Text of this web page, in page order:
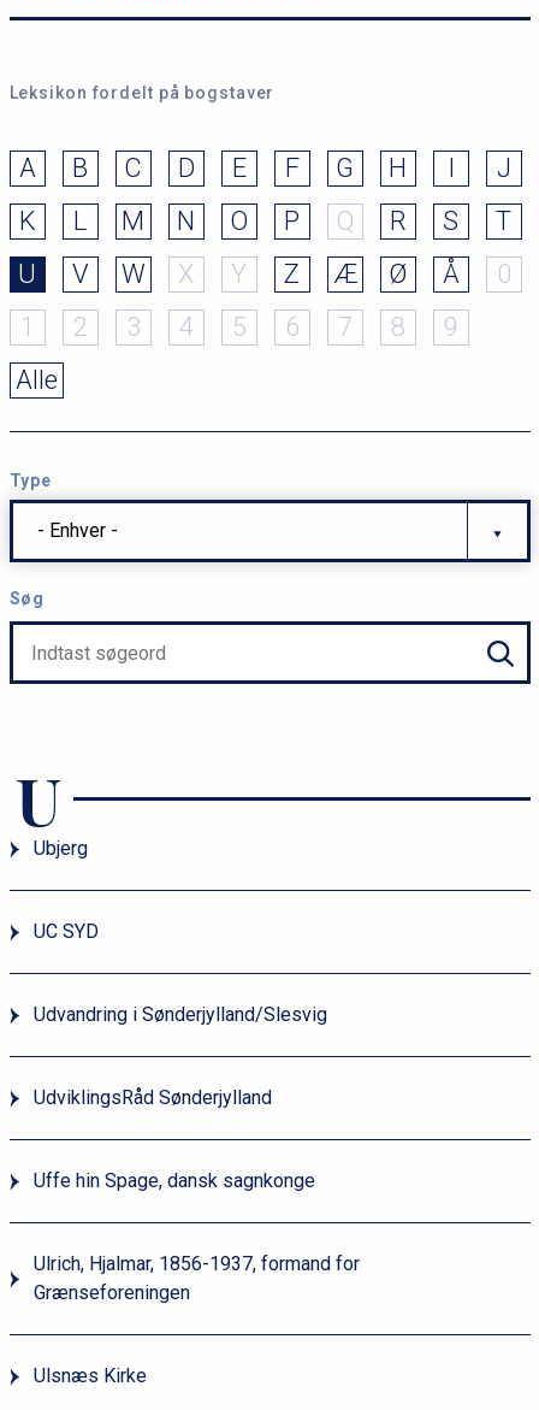
Leksikon fordelt på bogstaver
A B C D E F G H I
J
K
L M N O P Q R S
T
U
V W X Y Z Æ Ø Å
0
1
2 3 4 5 6 7 8
9
Alle
Type
- Enhver -
Søg
U
Ubjerg
UC SYD
Udvandring i Sønderjylland/Slesvig
UdviklingsRåd Sønderjylland
Uffe hin Spage, dansk sagnkonge
Ulrich, Hjalmar, 1856-1937, formand for
Grænseforeningen
Ulsnæs Kirke